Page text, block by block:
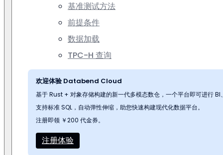
基准测试方法
前提条件
数据加载
TPC-H 查询
欢迎体验 Databend Cloud
基于 Rust + 对象存储构建的新一代多模态数仓，一个平台即可进行
支持标准 SQL，自动弹性伸缩，助您快速构建现代化数据平台。
注册即领 ￥200 代金券。
注册体验